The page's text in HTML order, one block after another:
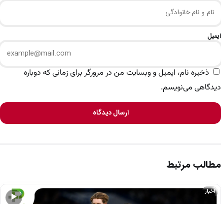
ایمیل
ذخیره نام، ایمیل و وبسایت من در مرورگر برای زمانی که دوباره
دیدگاهی می‌نویسم.
ارسال دیدگاه
مطالب مرتبط
▶
اخبار